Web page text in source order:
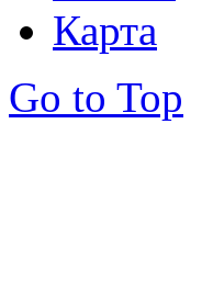
Карта
Go to Top